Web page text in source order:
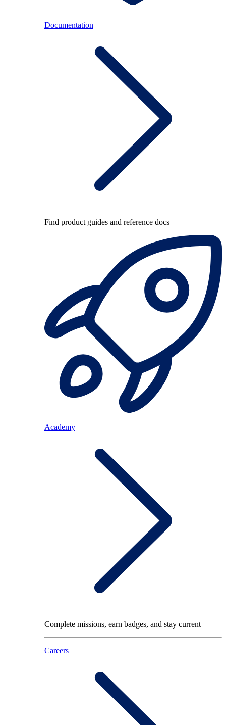
Documentation
Find product guides and reference docs
Academy
Complete missions, earn badges, and stay current
Careers